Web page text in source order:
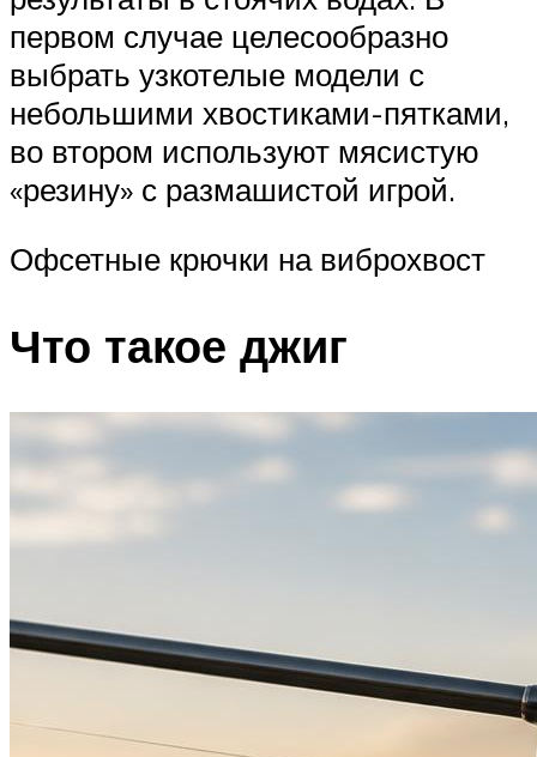
первом случае целесообразно
выбрать узкотелые модели с
небольшими хвостиками-пятками,
во втором используют мясистую
«резину» с размашистой игрой.
Офсетные крючки на виброхвост
Что такое джиг